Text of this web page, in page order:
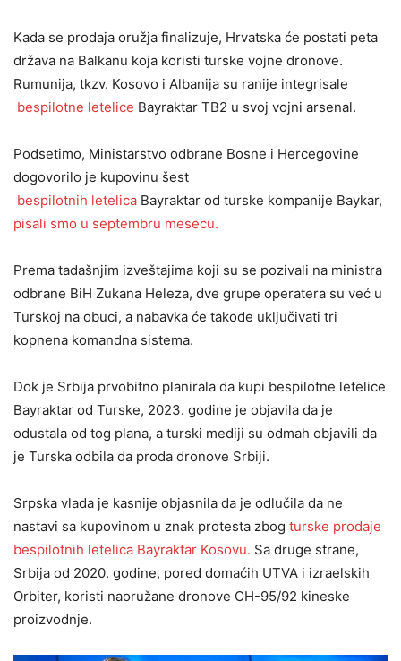
Kada se prodaja oružja finalizuje, Hrvatska će postati peta
država na Balkanu koja koristi turske vojne dronove.
Rumunija, tkzv. Kosovo i Albanija su ranije integrisale
bespilotne letelice Bayraktar ​​TB2 u svoj vojni arsenal.
Podsetimo, Ministarstvo odbrane Bosne i Hercegovine
dogovorilo je kupovinu šest
bespilotnih letelica Bayraktar ​​od turske kompanije Baykar,
pisali smo u septembru mesecu.
Prema tadašnjim izveštajima koji su se pozivali na ministra
odbrane BiH Zukana Heleza, dve grupe operatera su već u
Turskoj na obuci, a nabavka će takođe uključivati tri
kopnena komandna sistema.
Dok je Srbija prvobitno planirala da kupi bespilotne letelice
Bayraktar ​​od Turske, 2023. godine je objavila da je
odustala od tog plana, a turski mediji su odmah objavili da
je Turska odbila da proda dronove Srbiji.
Srpska vlada je kasnije objasnila da je odlučila da ne
nastavi sa kupovinom u znak protesta zbog turske prodaje
bespilotnih letelica Bayraktar Kosovu. Sa druge strane,
Srbija od 2020. godine, pored domaćih UTVA i izraelskih
Orbiter, koristi naoružane dronove CH-95/92 kineske
proizvodnje.